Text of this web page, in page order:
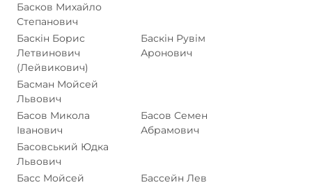
Басков Михайло
Степанович
Баскін Борис
Летвинович
(Лейвикович)
Баскін Рувім
Аронович
Басман Мойсей
Львович
Басов Микола
Іванович
Басов Семен
Абрамович
Басовський Юдка
Львович
Басс Мойсей
Бассейн Лев